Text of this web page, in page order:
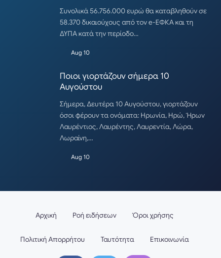
Συνολικά 56.756.000 ευρώ θα καταβληθούν σε
58.370 δικαιούχους από τον e-ΕΦΚΑ και τη
ΔΥΠΑ κατά την περίοδο…
Aug 10
Ποιοι γιορτάζουν σήμερα 10
Αυγούστου
Σήμερα, Δευτέρα 10 Αυγούστου, γιορτάζουν
όσοι φέρουν τα ονόματα: Ηρωνία, Ηρώ, Ήρων
Λαυρέντιος, Λαυρέντης, Λαυρεντία, Λώρα,
Λωραίνη,…
Aug 10
Αρχική Ροή ειδήσεων Όροι χρήσης
Πολιτική Απορρήτου Ταυτότητα Επικοινωνία